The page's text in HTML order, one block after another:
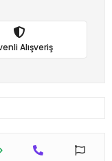
Alışveriş